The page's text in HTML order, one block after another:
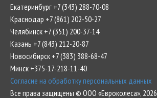
Екатеринбург +7 (343) 288-70-08
Краснодар +7 (861) 202-50-27
Челябинск +7 (351) 200-37-14
Казань +7 (843) 212-20-87
Новосибирск +7 (383) 388-68-47
Минск +375-17-218-11-40
Согласие на обработку персональных данных
Все права защищены © ООО «Евроколеса», 2026